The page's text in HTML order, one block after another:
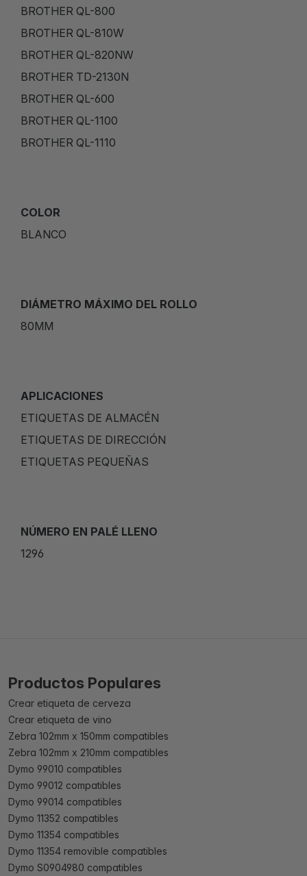
BROTHER QL-800
BROTHER QL-810W
BROTHER QL-820NW
BROTHER TD-2130N
BROTHER QL-600
BROTHER QL-1100
BROTHER QL-1110
COLOR
BLANCO
DIÁMETRO MÁXIMO DEL ROLLO
80MM
APLICACIONES
ETIQUETAS DE ALMACÉN
ETIQUETAS DE DIRECCIÓN
ETIQUETAS PEQUEÑAS
NÚMERO EN PALÉ LLENO
1296
Productos Populares
Crear etiqueta de cerveza
Crear etiqueta de vino
Zebra 102mm x 150mm compatibles
Zebra 102mm x 210mm compatibles
Dymo 99010 compatibles
Dymo 99012 compatibles
Dymo 99014 compatibles
Dymo 11352 compatibles
Dymo 11354 compatibles
Dymo 11354 removible compatibles
Dymo S0904980 compatibles